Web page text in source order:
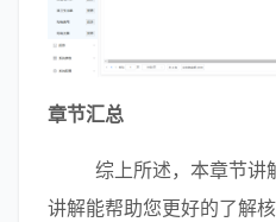
章节汇总
讲解能帮助您更好的了解